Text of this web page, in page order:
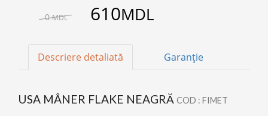
0MDL 610MDL
Descriere detaliată Garanție
USA MÂNER FLAKE NEAGRĂ COD : FIMET